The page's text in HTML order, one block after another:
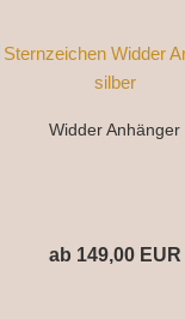
Widder Anhänger
ab 149,00 EUR